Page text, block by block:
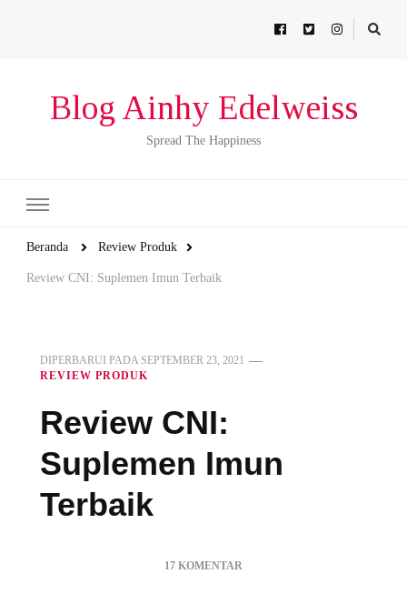
Blog Ainhy Edelweiss
Spread The Happiness
Beranda Review Produk
Review CNI: Suplemen Imun Terbaik
DIPERBARUI PADA SEPTEMBER 23, 2021
REVIEW PRODUK
Review CNI:
Suplemen Imun
Terbaik
17 KOMENTAR